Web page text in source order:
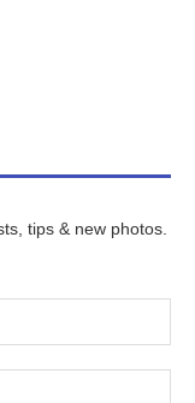
tips & new photos.